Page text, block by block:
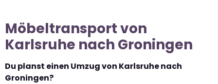
Möbeltransport von
Karlsruhe nach Groningen
Du planst einen Umzug von Karlsruhe nach
Groningen?